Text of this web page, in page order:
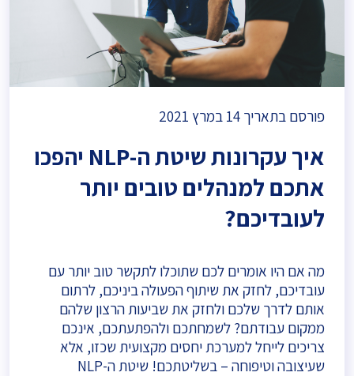
פורסם בתאריך 14 במרץ 2021
איך עקרונות שיטת ה-NLP יהפכו
אתכם למנהלים טובים יותר
לעובדיכם?
מה אם היו אומרים לכם שתוכלו לתקשר טוב יותר עם
עובדיכם, לחזק את שיתוף הפעולה ביניכם, לרתום
אותם לדרך שלכם ולחזק את שביעות הרצון שלהם
ממקום עבודתם? לשמחתכם ולהפתעתכם, אינכם
צריכים לייחל למערכת יחסים מקצועית שכזו, אלא
שעיצובה וטיפוחה – בשליטתכם! שיטת ה-NLP